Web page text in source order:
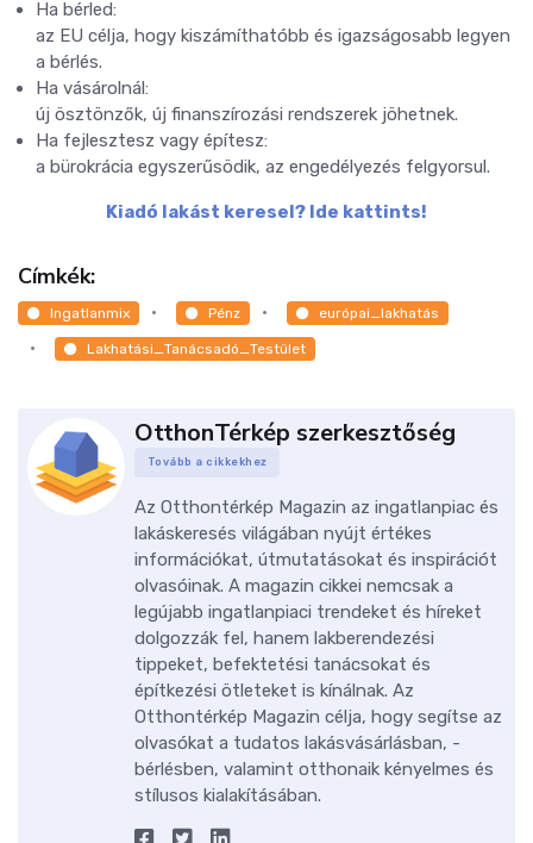
Ha bérled:
az EU célja, hogy kiszámíthatóbb és igazságosabb legyen
a bérlés.
Ha vásárolnál:
új ösztönzők, új finanszírozási rendszerek jöhetnek.
Ha fejlesztesz vagy építesz:
a bürokrácia egyszerűsödik, az engedélyezés felgyorsul.
Kiadó lakást keresel? Ide kattints!
Címkék:
Ingatlanmix Pénz európai_lakhatás
Lakhatási_Tanácsadó_Testület
OtthonTérkép szerkesztőség
Tovább a cikkekhez
Az Otthontérkép Magazin az ingatlanpiac és
lakáskeresés világában nyújt értékes
információkat, útmutatásokat és inspirációt
olvasóinak. A magazin cikkei nemcsak a
legújabb ingatlanpiaci trendeket és híreket
dolgozzák fel, hanem lakberendezési
tippeket, befektetési tanácsokat és
építkezési ötleteket is kínálnak. Az
Otthontérkép Magazin célja, hogy segítse az
olvasókat a tudatos lakásvásárlásban, -
bérlésben, valamint otthonaik kényelmes és
stílusos kialakításában.